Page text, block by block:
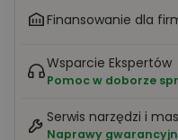
Finansowanie dla
Wsparcie Ekspertów
Pomoc w doborze
Serwis narzędzi i
Naprawy